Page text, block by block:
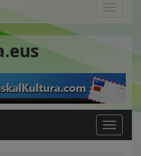
Toggle
navigation